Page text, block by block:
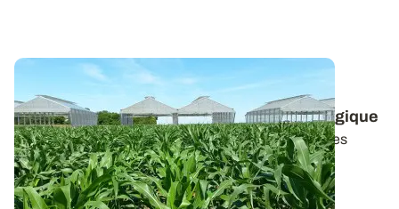
Réseau d’essais - Performances 2019 de
variétés de maïs grain en agriculture biologique
ARVALIS a étoffé en 2019 le réseau de screening des
variétés de maïs grain en agriculture...
19 DÉC. 2019